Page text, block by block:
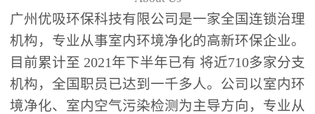
广州优吸环保科技有限公司是一家全国连锁治理
机构，专业从事室内环境净化的高新环保企业。
目前累计至 2021年下半年已有 将近710多家分支
机构，全国职员已达到一千多人。公司以室内环
境净化、室内空气污染检测为主导方向，专业从